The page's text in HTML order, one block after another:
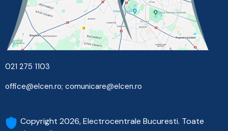
021 275 1103
office@elcen.ro; comunicare@elcen.ro
Copyright 2026, Electrocentrale Bucuresti. Toate